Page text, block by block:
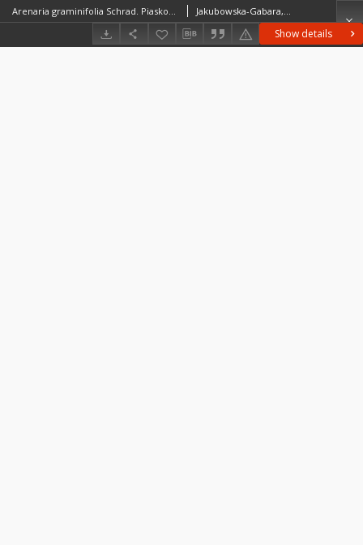
Show details
Arenaria graminifolia Schrad. Piaskowiec trawiasty Jakubowska-Gabara, Janina